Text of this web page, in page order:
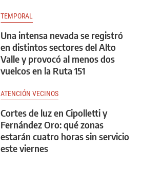
TEMPORAL
Una intensa nevada se registró
en distintos sectores del Alto
Valle y provocó al menos dos
vuelcos en la Ruta 151
ATENCIÓN VECINOS
Cortes de luz en Cipolletti y
Fernández Oro: qué zonas
estarán cuatro horas sin servicio
este viernes